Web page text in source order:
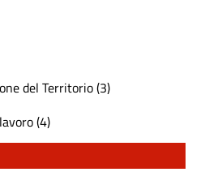
del Territorio (3)
(4)